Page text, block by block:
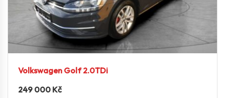
Volkswagen Golf 2.0TDi
249 000 Kč